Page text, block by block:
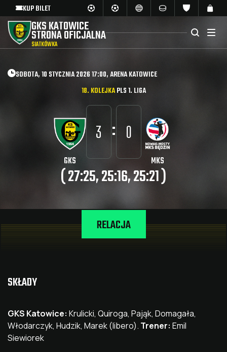
KUP BILET
GKS KATOWICE
STRONA OFICJALNA
SIATKÓWKA
SOBOTA, 10 STYCZNIA 2026 17:00, ARENA KATOWICE
18. KOLEJKAPLS 1. LIGA
GKS
3 : 0
( 27:25, 25:16, 25:21 )
MKS
RELACJA
SKŁADY
GKS Katowice: Krulicki, Quiroga, Pająk, Domagała,
Włodarczyk, Hudzik, Marek (libero). Trener: Emil
Siewiorek